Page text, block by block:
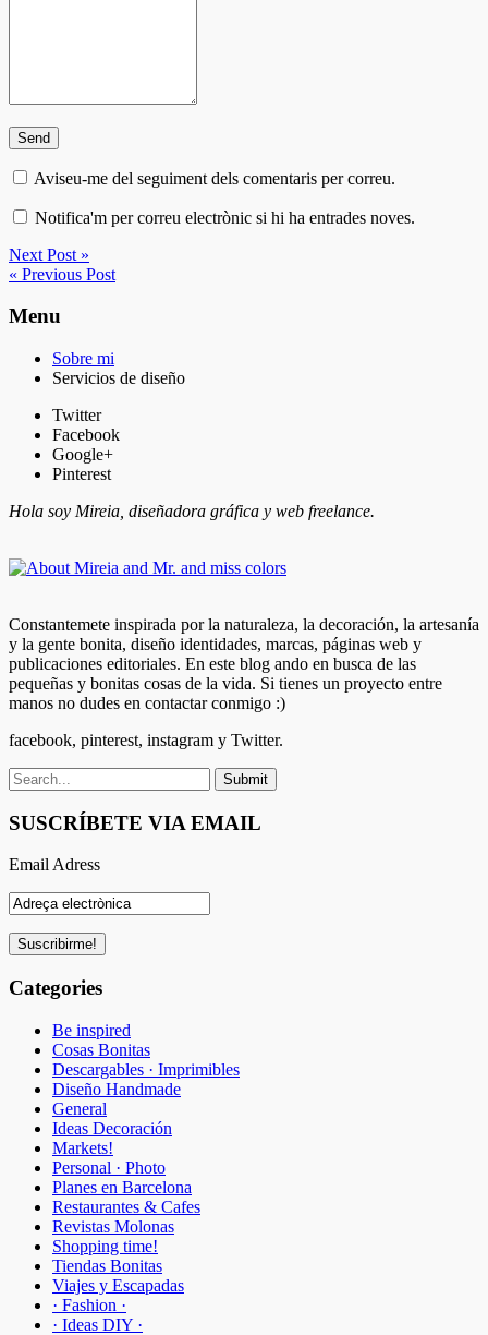
Aviseu-me del seguiment dels comentaris per correu.
Notifica'm per correu electrònic si hi ha entrades noves.
Next Post »
« Previous Post
Menu
Sobre mi
Servicios de diseño
Twitter
Facebook
Google+
Pinterest
Hola soy Mireia, diseñadora gráfica y web freelance.
Constantemete inspirada por la naturaleza, la decoración, la artesanía
y la gente bonita, diseño identidades, marcas, páginas web y
publicaciones editoriales. En este blog ando en busca de las
pequeñas y bonitas cosas de la vida. Si tienes un proyecto entre
manos no dudes en contactar conmigo :)
facebook, pinterest, instagram y Twitter.
SUSCRÍBETE VIA EMAIL
Email Adress
Categories
Be inspired
Cosas Bonitas
Descargables · Imprimibles
Diseño Handmade
General
Ideas Decoración
Markets!
Personal · Photo
Planes en Barcelona
Restaurantes & Cafes
Revistas Molonas
Shopping time!
Tiendas Bonitas
Viajes y Escapadas
· Fashion ·
· Ideas DIY ·